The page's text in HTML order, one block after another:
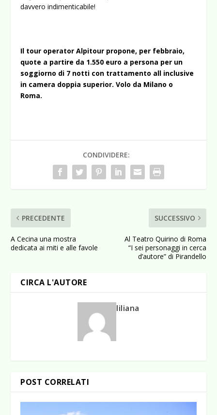
davvero indimenticabile!
Il tour operator Alpitour propone, per febbraio,
quote a partire da 1.550 euro a persona per un
soggiorno di 7 notti con trattamento all inclusive
in camera doppia superior. Volo da Milano o
Roma.
CONDIVIDERE:
PRECEDENTE
A Cecina una mostra
dedicata ai miti e alle favole
SUCCESSIVO
Al Teatro Quirino di Roma
“I sei personaggi in cerca
d’autore” di Pirandello
CIRCA L'AUTORE
liliana
POST CORRELATI